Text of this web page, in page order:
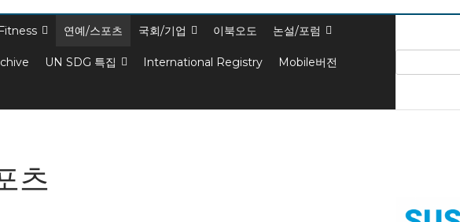
연예/스포츠 국회/기업 이북오도 논설/포럼
UN SDG 특집 International Registry Mobile버전
츠